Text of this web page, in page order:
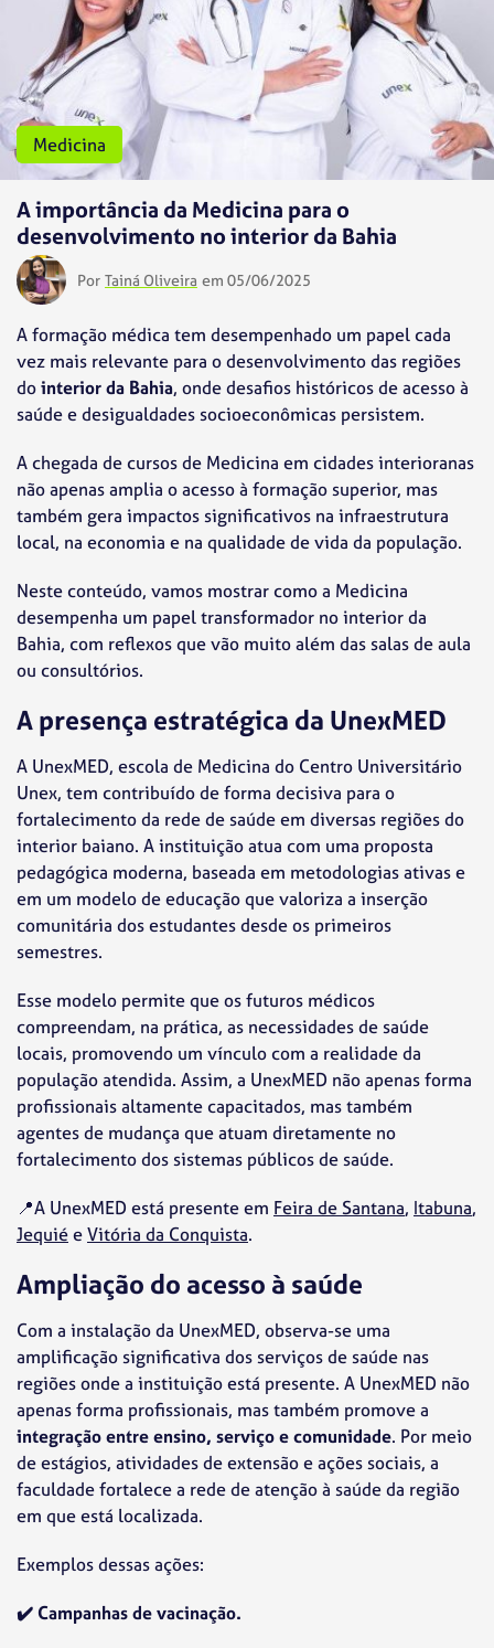
Medicina
A importância da Medicina para o
desenvolvimento no interior da Bahia
Por Tainá Oliveira em 05/06/2025
A formação médica tem desempenhado um papel cada
vez mais relevante para o desenvolvimento das regiões
dointerior da Bahia, onde desafios históricos de acesso à
saúde e desigualdades socioeconômicas persistem.
A chegada de cursos de Medicina em cidades interioranas
não apenas amplia o acesso à formação superior, mas
também gera impactos significativos na infraestrutura
local, na economia e na qualidade de vida da população.
Neste conteúdo, vamos mostrar como a Medicina
desempenha um papel transformador no interior da
Bahia, com reflexos que vão muito além das salas de aula
ou consultórios.
A presença estratégica da UnexMED
A UnexMED, escola de Medicina do Centro Universitário
Unex, tem contribuído de forma decisiva para o
fortalecimento da rede de saúde em diversas regiões do
interior baiano. A instituição atua com uma proposta
pedagógica moderna, baseada em metodologias ativas e
em um modelo de educação que valoriza a inserção
comunitária dos estudantes desde os primeiros
semestres.
Esse modelo permite que os futuros médicos
compreendam, na prática, as necessidades de saúde
locais, promovendo um vínculo com a realidade da
população atendida. Assim, a UnexMED não apenas forma
profissionais altamente capacitados, mas também
agentes de mudança que atuam diretamente no
fortalecimento dos sistemas públicos de saúde.
📍A UnexMED está presente em Feira de Santana, Itabuna,
JequiéeVitória da Conquista.
Ampliação do acesso à saúde
Com a instalação da UnexMED, observa-se uma
amplificação significativa dos serviços de saúde nas
regiões onde a instituição está presente. A UnexMED não
apenas forma profissionais, mas também promove a
integração entre ensino, serviço e comunidade. Por meio
de estágios, atividades de extensão e ações sociais, a
faculdade fortalece a rede de atenção à saúde da região
em que está localizada.
Exemplos dessas ações:
✔️Campanhas de vacinação.